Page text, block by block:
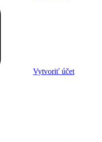
Vytvoriť účet